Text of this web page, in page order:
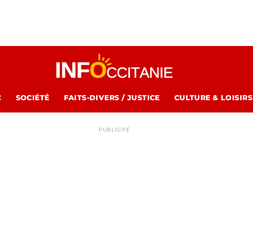
SOCIÉTÉ FAITS-DIVERS / JUSTICE CULTURE & LOISIRS
PUBLICITÉ